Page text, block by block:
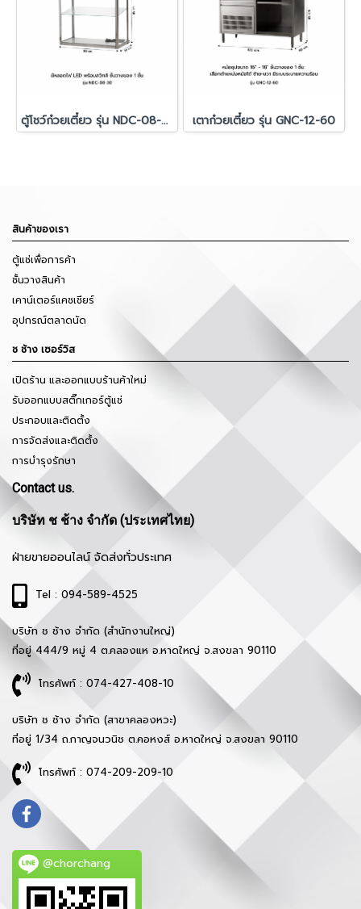
ตู้โชว์ก๋วยเตี๋ยว รุ่น NDC-08-30 เตาก๋วยเตี๋ยว รุ่น GNC-12-60
สินค้าของเรา
ตู้แช่เพื่อการค้า
ชั้นวางสินค้า
เคาน์เตอร์แคชเชียร์
อุปกรณ์ตลาดนัด
ช ช้าง เซอร์วิส
เปิดร้าน และออกแบบร้านค้าใหม่
รับออกแบบสติ๊กเกอร์ตู้แช่
ประกอบและติดตั้ง
การจัดส่งและติดตั้ง
การบำรุงรักษา
Contact us.
บริษัท ช ช้าง จำกัด (ประเทศไทย)
ฝ่ายขายออนไลน์ จัดส่งทั่วประเทศ
Tel : 094-589-4525
บริษัท ช ช้าง จำกัด (สำนักงานใหญ่)
ที่อยู่ 444/9 หมู่ 4 ต.คลองแห อ.หาดใหญ่ จ.สงขลา 90110
โทรศัพท์ : 074-427-408-10
บริษัท ช ช้าง จำกัด (สาขาคลองหวะ)
ที่อยู่ 1/34 ถ.กาญจนวนิช ต.คอหงส์ อ.หาดใหญ่ จ.สงขลา 90110
โทรศัพท์ : 074-209-209-10
@chorchang